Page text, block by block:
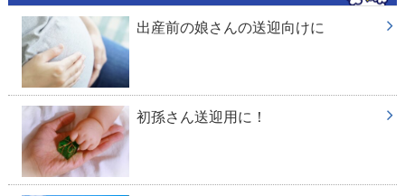
出産前の娘さんの送迎向けに
初孫さん送迎用に！